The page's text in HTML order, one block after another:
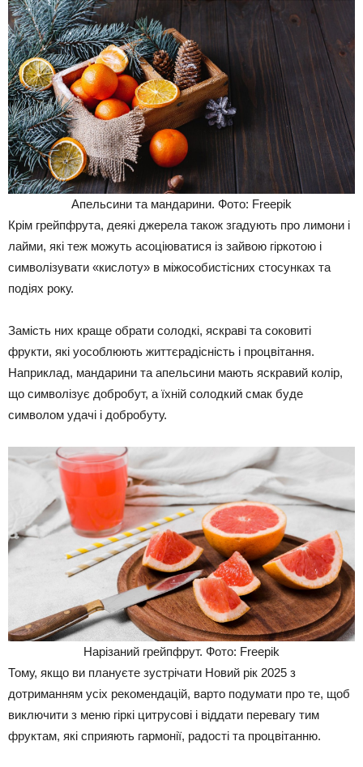
Апельсини та мандарини. Фото: Freepik
Крім грейпфрута, деякі джерела також згадують про лимони і
лайми, які теж можуть асоціюватися із зайвою гіркотою і
символізувати «кислоту» в міжособистісних стосунках та
подіях року.
Замість них краще обрати солодкі, яскраві та соковиті
фрукти, які уособлюють життєрадісність і процвітання.
Наприклад, мандарини та апельсини мають яскравий колір,
що символізує добробут, а їхній солодкий смак буде
символом удачі і добробуту.
Нарізаний грейпфрут. Фото: Freepik
Тому, якщо ви плануєте зустрічати Новий рік 2025 з
дотриманням усіх рекомендацій, варто подумати про те, щоб
виключити з меню гіркі цитрусові і віддати перевагу тим
фруктам, які сприяють гармонії, радості та процвітанню.